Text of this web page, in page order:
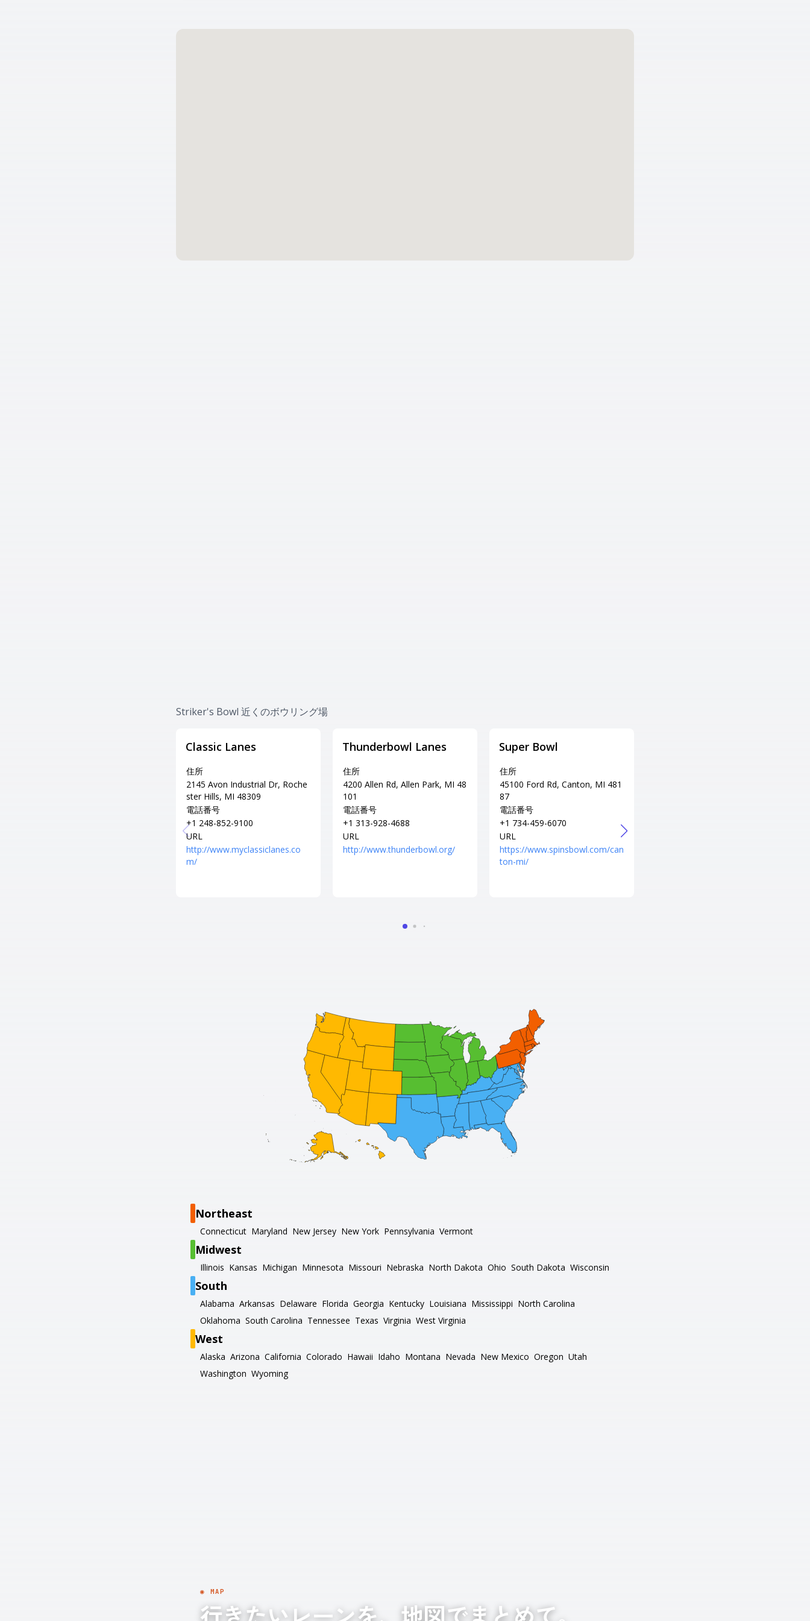
Striker's Bowl 近くのボウリング場
Classic Lanes
住所
2145 Avon Industrial Dr, Roche
ster Hills, MI 48309
電話番号
+1 248-852-9100
URL
http://www.myclassiclanes.co
m/
Thunderbowl Lanes
住所
4200 Allen Rd, Allen Park, MI 48
101
電話番号
+1 313-928-4688
URL
http://www.thunderbowl.org/
Super Bowl
住所
45100 Ford Rd, Canton, MI 481
87
電話番号
+1 734-459-6070
URL
https://www.spinsbowl.com/can
ton-mi/
Northeast
Connecticut Maryland New Jersey New York Pennsylvania Vermont
Midwest
Illinois Kansas Michigan Minnesota Missouri Nebraska North Dakota Ohio South Dakota Wisconsin
South
Alabama Arkansas Delaware Florida Georgia Kentucky Louisiana Mississippi North Carolina
Oklahoma South Carolina Tennessee Texas Virginia West Virginia
West
Alaska Arizona California Colorado Hawaii Idaho Montana Nevada New Mexico Oregon Utah
Washington Wyoming
◉ MAP